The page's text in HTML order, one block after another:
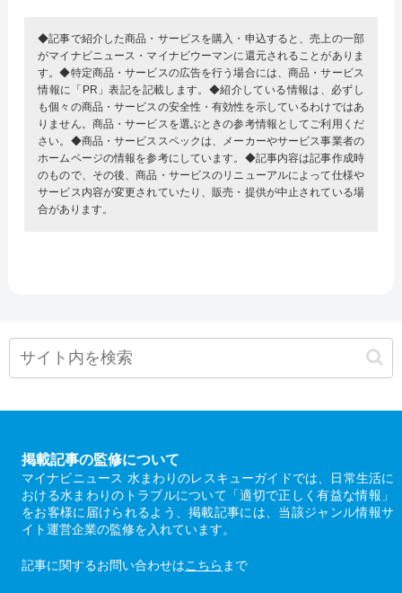
◆記事で紹介した商品・サービスを購入・申込すると、売上の一部
がマイナビニュース・マイナビウーマンに還元されることがありま
す。◆特定商品・サービスの広告を行う場合には、商品・サービス
情報に「PR」表記を記載します。◆紹介している情報は、必ずし
も個々の商品・サービスの安全性・有効性を示しているわけではあ
りません。商品・サービスを選ぶときの参考情報としてご利用くだ
さい。◆商品・サービススペックは、メーカーやサービス事業者の
ホームページの情報を参考にしています。◆記事内容は記事作成時
のもので、その後、商品・サービスのリニューアルによって仕様や
サービス内容が変更されていたり、販売・提供が中止されている場
合があります。
掲載記事の監修について
マイナビニュース 水まわりのレスキューガイドでは、日常生活に
おける水まわりのトラブルについて「適切で正しく有益な情報」
をお客様に届けられるよう、掲載記事には、当該ジャンル情報サ
イト運営企業の監修を入れています。
記事に関するお問い合わせはこちら まで